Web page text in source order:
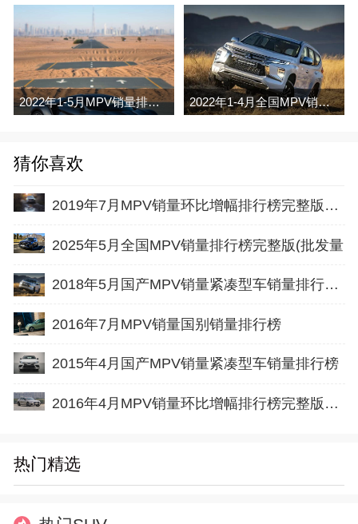
2022年1-5月MPV销量排行榜 2022年1-4月全国MPV销量排行榜完整版
猜你喜欢
2019年7月MPV销量环比增幅排行榜完整版名单
2025年5月全国MPV销量排行榜完整版(批发量
2018年5月国产MPV销量紧凑型车销量排行榜完整版名单
2016年7月MPV销量国别销量排行榜
2015年4月国产MPV销量紧凑型车销量排行榜
2016年4月MPV销量环比增幅排行榜完整版名单
热门精选